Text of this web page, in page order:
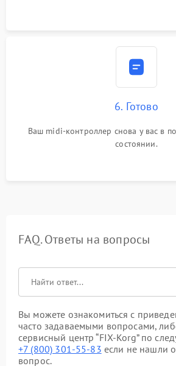
6. Готово
Ваш midi-контроллер снова у вас в
состоянии.
FAQ. Ответы на вопросы
Вы можете ознакомиться с
часто задаваемыми вопросами,
сервисный центр “FIX-Korg” по
+7 (800) 301-55-83 если не нашли
вопрос.